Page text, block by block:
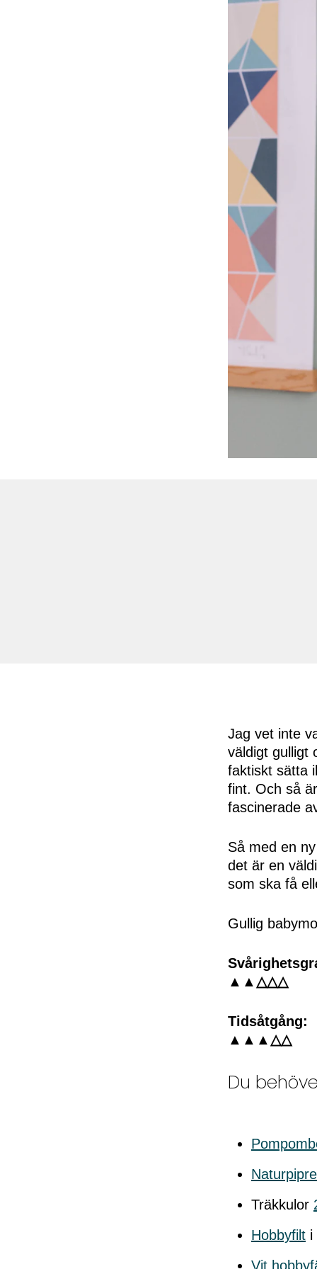
Jag vet inte
väldigt gulligt
faktiskt sätta
fint. Och så
fascinerade
Så med en
det är en
som ska få
Gullig
▲▲△△△
Tidsåtgång:
▲▲▲△△
Du
Träkkulor
Hobbyfilt i
Vit